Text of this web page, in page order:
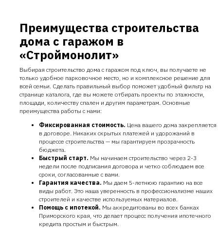
Преимущества строительства
дома с гаражом в
«Строймонолит»
Выбирая строительство дома с гаражом под ключ, вы получаете не
только удобное парковочное место, но и комплексное решение для
всей семьи. Сделать правильный выбор поможет удобный фильтр на
странице каталога, где вы можете отбирать проекты по этажности,
площади, количеству спален и другим параметрам. Основные
преимущества работы с нами:
Фиксированная стоимость. Цена вашего дома закрепляется
в договоре. Никаких скрытых платежей и удорожаний в
процессе строительства — мы гарантируем прозрачность
бюджета.
Быстрый старт. Мы начинаем строительство через 2-3
недели после подписания договора и четко соблюдаем все
сроки, согласованные с вами.
Гарантия качества. Мы даем 5-летнюю гарантию на все
виды работ. Это наша уверенность в профессионализме наших
строителей и качестве используемых материалов.
Помощь с ипотекой. Мы аккредитованы во всех банках
Приморского края, что делает процесс получения ипотечного
кредита простым и быстрым.